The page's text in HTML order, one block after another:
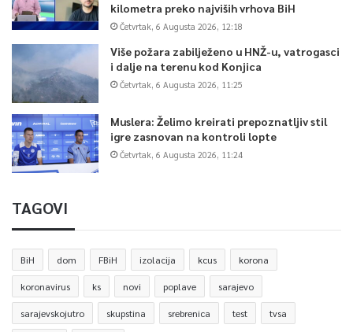
kilometra preko najviših vrhova BiH
Četvrtak, 6 Augusta 2026, 12:18
Više požara zabilježeno u HNŽ-u, vatrogasci
i dalje na terenu kod Konjica
Četvrtak, 6 Augusta 2026, 11:25
Muslera: Želimo kreirati prepoznatljiv stil
igre zasnovan na kontroli lopte
Četvrtak, 6 Augusta 2026, 11:24
TAGOVI
BiH dom FBiH izolacija kcus korona
koronavirus ks novi poplave sarajevo
sarajevskojutro skupstina srebrenica test tvsa